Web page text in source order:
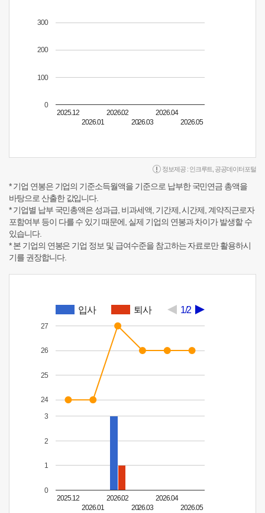
2025.12
2026.01
2026.02
2026.03
2026.04
2026.05
0
100
200
300
정보제공 : 인크루트 공공데이터포털
* 기업 연봉은 기업의 기준소득월액을 기준으로 납부한 국민연금 총액을
바탕으로 산출한 값입니다.
* 기업별 납부 국민총액은 성과급, 비과세액, 기간제, 시간제, 계약직근로자
포함여부 등이 다를 수 있기 때문에, 실제 기업의 연봉과 차이가 발생할 수
있습니다.
* 본 기업의 연봉은 기업 정보 및 급여수준을 참고하는 자료로만 활용하시
기를 권장합니다.
입사 퇴사 1/2
2025.12
2026.01
2026.02
2026.03
2026.04
2026.05
0
1
2
3
24
25
26
27